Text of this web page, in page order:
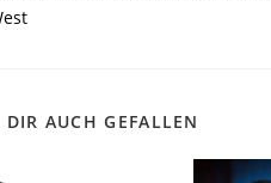
AUCH GEFALLEN